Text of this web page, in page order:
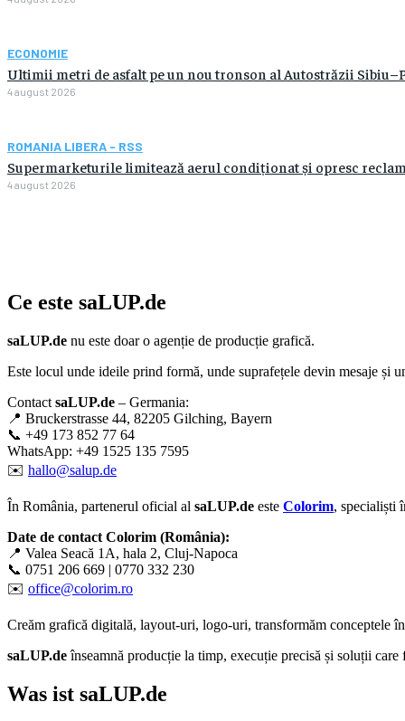
ECONOMIE
Ultimii metri de asfalt pe un nou tronson al Autostrăzii
4 august 2026
ROMANIA LIBERA - RSS
Supermarketurile limitează aerul condiționat și opresc
4 august 2026
Ce este saLUP.de
saLUP.de nu este doar o agenție de producție grafică.
Este locul unde ideile prind formă, unde suprafețele devin mesaje și
Contact saLUP.de – Germania:
📍 Bruckerstrasse 44, 82205 Gilching, Bayern
📞 +49 173 852 77 64
WhatsApp: +49 1525 135 7595
✉️ hallo@salup.de
În România, partenerul oficial al saLUP.de este Colorim, specialiști
Date de contact Colorim (România):
📍 Valea Seacă 1A, hala 2, Cluj-Napoca
📞 0751 206 669 | 0770 332 230
✉️ office@colorim.ro
Creăm grafică digitală, layout-uri, logo-uri, transformăm conceptele
saLUP.deînseamnă producție la timp, execuție precisă și soluții
Was ist saLUP.de